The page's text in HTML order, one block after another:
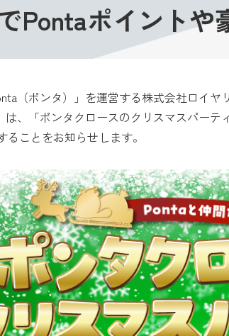
Pontaポイントや
（ポンタ）」を運営する株式会社ロイ
、「ポンタクロースのクリスマスパー
ことをお知らせします。